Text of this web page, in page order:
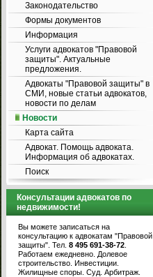
Законодательство
Формы документов
Информация
Услуги адвокатов "Правовой
защиты". Актуальные
предложения.
Адвокаты "Правовой защиты" в
СМИ, новые статьи адвокатов,
новости по делам
Новости
Карта сайта
Адвокат. Помощь адвоката.
Информация об адвокатах.
Поиск
Консультации адвокатов по
недвижимости!
Вы можете записаться на
консультацию к адвокатам "Правовой
защиты". Тел. 8 495 691-38-72
Работаем ежедневно. Долевое
строительство. Инвестиции.
Жилищные споры. Суд. Арбитраж.